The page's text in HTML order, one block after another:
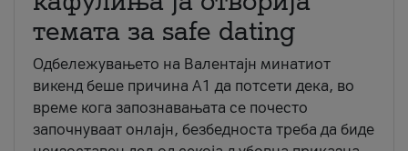
темата за safe dating
Одбележувањето на Валентајн минатиот
викенд беше причина А1 да потсети дека, во
време кога запознавањата се почесто
започнуваат онлајн, безбедноста треба да биде